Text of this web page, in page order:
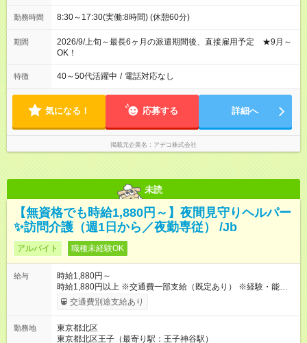
勤務時間 8:30～17:30(実働:8時間) (休憩60分)
期間
2026/9/上旬～最長6ヶ月の派遣期間後、直接雇用予定 ★9月～
OK！
特徴 40～50代活躍中 / 電話対応なし
気になる！ 応募する 詳細へ
掲載元企業名 アデコ株式会社
未読
【無資格でも時給1,880円～】夜間見守りヘルパー
✨訪問介護（週1日から／夜勤専従） /Jb
アルバイト 職種未経験OK
給与
時給1,880円～
時給1,880円以上 ※交通費一部支給（既定あり） ※経験・能力を
考慮して決定します 【収入例】 週1回勤務の場合：1,880円×8時
間×4回=6万0,160円 週3回勤務の場合：1,880円×8時間×12回
月 ※ 雇用形態と給与に、本採用時と異なる部分があります。 雇
交通費別途支給あり
勤務地
東京都北区
東京都北区王子（最寄り駅：王子神谷駅）